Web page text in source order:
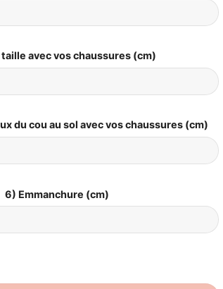
avec vos chaussures (cm)
du cou au sol avec vos chaussures (cm)
6) Emmanchure (cm)
Simple Paris